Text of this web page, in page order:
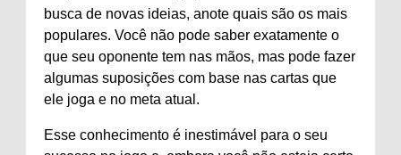
busca de novas ideias, anote quais são os mais
populares. Você não pode saber exatamente o
que seu oponente tem nas mãos, mas pode fazer
algumas suposições com base nas cartas que
ele joga e no meta atual.
Esse conhecimento é inestimável para o seu